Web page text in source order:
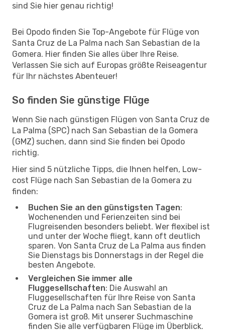
sind Sie hier genau richtig!
Bei Opodo finden Sie Top-Angebote für Flüge von
Santa Cruz de La Palma nach San Sebastian de la
Gomera. Hier finden Sie alles über Ihre Reise.
Verlassen Sie sich auf Europas größte Reiseagentur
für Ihr nächstes Abenteuer!
So finden Sie günstige Flüge
Wenn Sie nach günstigen Flügen von Santa Cruz de
La Palma (SPC) nach San Sebastian de la Gomera
(GMZ) suchen, dann sind Sie finden bei Opodo
richtig.
Hier sind 5 nützliche Tipps, die Ihnen helfen, Low-
cost Flüge nach San Sebastian de la Gomera zu
finden:
Buchen Sie an den günstigsten Tagen:
Wochenenden und Ferienzeiten sind bei
Flugreisenden besonders beliebt. Wer flexibel ist
und unter der Woche fliegt, kann oft deutlich
sparen. Von Santa Cruz de La Palma aus finden
Sie Dienstags bis Donnerstags in der Regel die
besten Angebote.
Vergleichen Sie immer alle
Fluggesellschaften: Die Auswahl an
Fluggesellschaften für Ihre Reise von Santa
Cruz de La Palma nach San Sebastian de la
Gomera ist groß. Mit unserer Suchmaschine
finden Sie alle verfügbaren Flüge im Überblick.